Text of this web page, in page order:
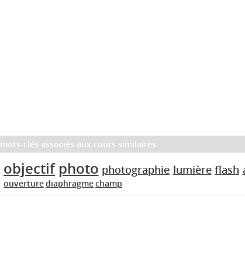
mots-clés associés aux cours similaires
objectif photo photographie lumière flash
ouverturediaphragmechamp